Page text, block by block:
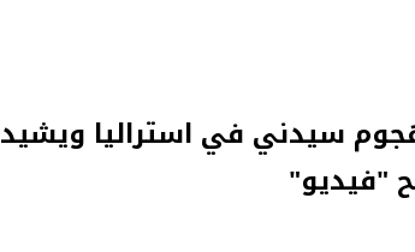
سيدني في استراليا ويشيد
"فيديو"